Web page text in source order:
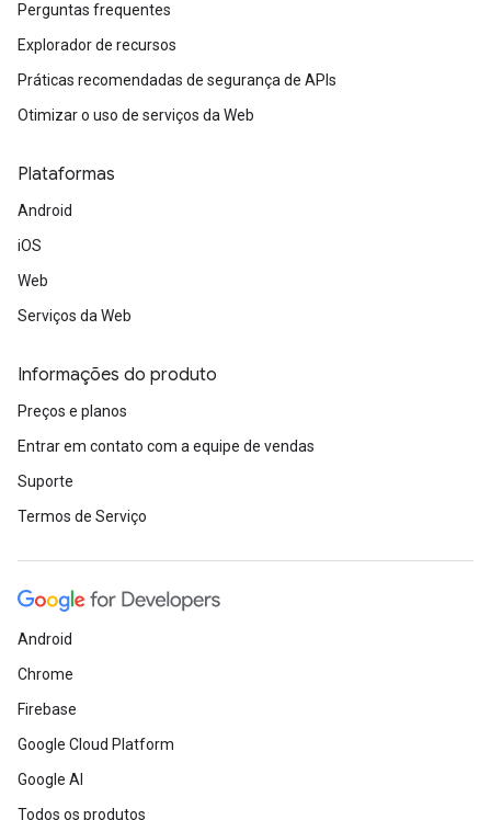
Perguntas frequentes
Explorador de recursos
Práticas recomendadas de segurança de APIs
Otimizar o uso de serviços da Web
Plataformas
Android
iOS
Web
Serviços da Web
Informações do produto
Preços e planos
Entrar em contato com a equipe de vendas
Suporte
Termos de Serviço
Android
Chrome
Firebase
Google Cloud Platform
Google AI
Todos os produtos